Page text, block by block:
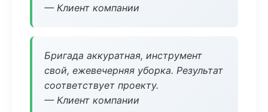
— Клиент компании
Бригада аккуратная, инструмент
свой, ежевечерняя уборка. Результат
соответствует проекту.
— Клиент компании